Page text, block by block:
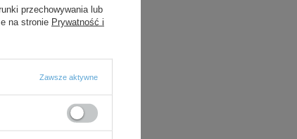
przechowywania lub
na stronie Prywatność i
Zawsze aktywne